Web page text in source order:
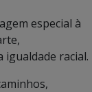
especial à
igualdade racial.